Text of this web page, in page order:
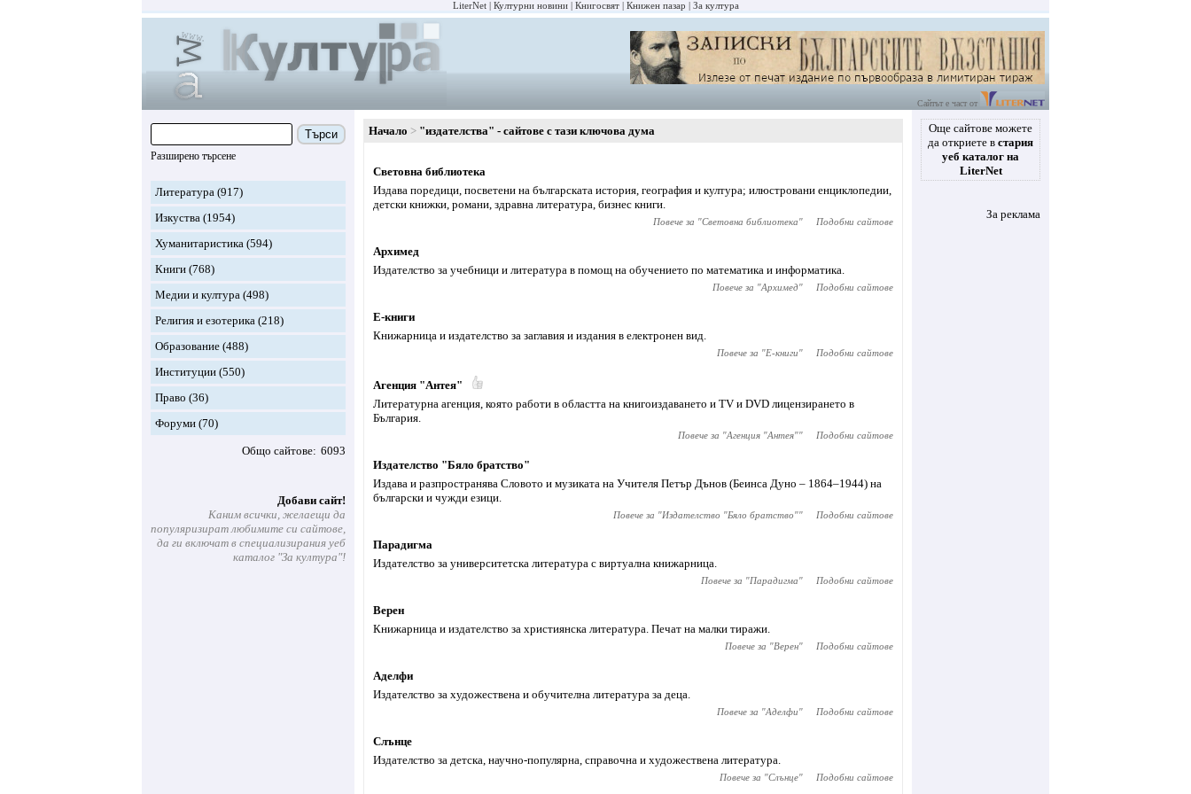
LiterNet Културни новини Книгосвят Книжен пазар За култура
Сайтът е част от
Търси
Разширено търсене
Литература (917)
Изкуства (1954)
Хуманитаристика (594)
Книги (768)
Медии и култура (498)
Религия и езотерика (218)
Образование (488)
Институции (550)
Право (36)
Форуми (70)
Общо сайтове 6093
Добави сайт!
Каним всички, желаещи да
популяризират любимите си сайтове,
да ги включат в специализирания уеб
каталог "За култура"!
Начало "издателства" - сайтове с тази ключова дума
Световна библиотека
Издава поредици, посветени на българската история, география и култура; илюстровани енциклопедии,
детски книжки, романи, здравна литература, бизнес книги.
Повече за "Световна библиотека" Подобни сайтове
Архимед
Издателство за учебници и литература в помощ на обучението по математика и информатика.
Повече за "Архимед" Подобни сайтове
Е-книги
Книжарница и издателство за заглавия и издания в електронен вид.
Повече за "Е-книги" Подобни сайтове
Агенция "Антея"
Литературна агенция, която работи в областта на книгоиздаването и TV и DVD лицензирането в
България.
Повече за "Агенция "Антея"" Подобни сайтове
Издателство "Бяло братство"
Издава и разпространява Словото и музиката на Учителя Петър Дънов (Беинса Дуно – 1864–1944) на
български и чужди езици.
Повече за "Издателство "Бяло братство"" Подобни сайтове
Парадигма
Издателство за университетска литература с виртуална книжарница.
Повече за "Парадигма" Подобни сайтове
Верен
Книжарница и издателство за християнска литература. Печат на малки тиражи.
Повече за "Верен" Подобни сайтове
Аделфи
Издателство за художествена и обучителна литература за деца.
Повече за "Аделфи" Подобни сайтове
Слънце
Издателство за детска, научно-популярна, справочна и художествена литература.
Повече за "Слънце" Подобни сайтове
Още сайтове можете
да откриете в стария
уеб каталог на
LiterNet
За реклама